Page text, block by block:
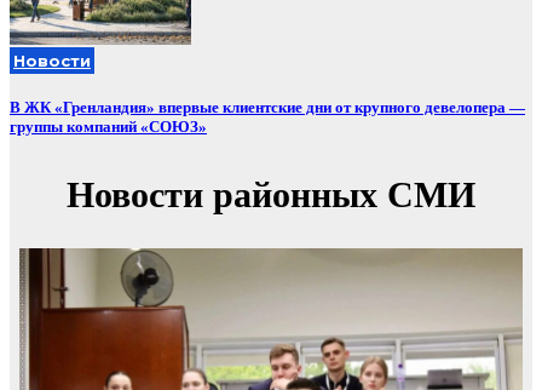
Новости
В ЖК «Гренландия» впервые клиентские дни от крупного девелопера —
группы компаний «СОЮЗ»